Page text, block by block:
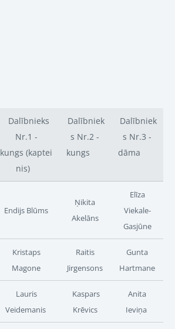
Dalībnieks
Nr.1 -
kungs (kaptei
nis)
Dalībniek
s Nr.2 -
kungs
Dalībniek
s Nr.3 -
dāma
Endijs Blūms
Ņikita
Akelāns
Elīza
Viekale-
Gasjūne
Kristaps
Magone
Raitis
Jirgensons
Gunta
Hartmane
Lauris
Veidemanis
Kaspars
Krēvics
Anita
Ieviņa